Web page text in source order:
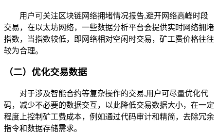
用户可关注区块链网络拥堵情况报告,避开网络高峰时段
交易，在以太坊网络，一些数据分析平台会提供实时网络拥堵
指数，当指数较低，即网络相对空闲时交易，矿工费价格往往
较为合理。
（二）优化交易数据
对于涉及智能合约等复杂操作的交易,用户可尽量优化代
码，减少不必要的数据交互，以此降低交易数据大小，在一定
程度上控制矿工费成本，例如通过代码审计和精简，去除冗余
指令和数据存储需求。